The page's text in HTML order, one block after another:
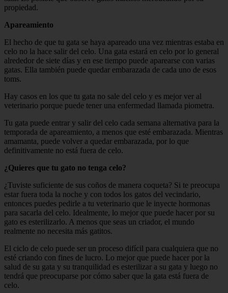
propiedad.
Apareamiento
El hecho de que tu gata se haya apareado una vez mientras estaba en
celo no la hace salir del celo. Una gata estará en celo por lo general
alrededor de siete días y en ese tiempo puede aparearse con varias
gatas. Ella también puede quedar embarazada de cada uno de esos
toms.
Hay casos en los que tu gata no sale del celo y es mejor ver al
veterinario porque puede tener una enfermedad llamada piometra.
Tu gata puede entrar y salir del celo cada semana alternativa para la
temporada de apareamiento, a menos que esté embarazada. Mientras
amamanta, puede volver a quedar embarazada, por lo que
definitivamente no está fuera de celo.
¿Quieres que tu gato no tenga celo?
¿Tuviste suficiente de sus coños de manera coqueta? Si te preocupa
estar fuera toda la noche y con todos los gatos del vecindario,
entonces puedes pedirle a tu veterinario que le inyecte hormonas
para sacarla del celo. Idealmente, lo mejor que puede hacer por su
gato es esterilizarlo. A menos que seas un criador, el mundo
realmente no necesita más gatitos.
El ciclo de celo puede ser un proceso difícil para cualquiera que no
esté criando con fines de lucro. Lo mejor que puede hacer por la
salud de su gata y su tranquilidad es esterilizar a su gata y luego no
tendrá que preocuparse por cómo saber que la gata está fuera de
celo.